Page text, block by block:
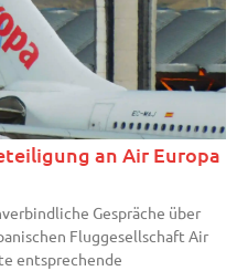
an Air Europa
Gespräche über
Fluggesellschaft Air
entsprechende